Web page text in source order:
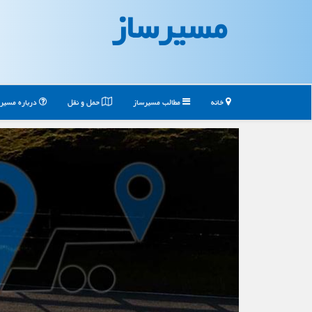
مسیرساز
خانه مطالب مسیرساز حمل و نقل درباره